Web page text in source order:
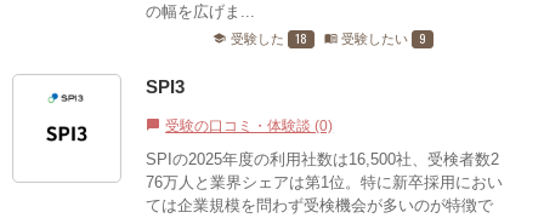
の幅を広げま...
school 受験した 18 menu_book 受験したい 9
SPI3
chat_bubble 受験の口コミ・体験談 (0)
SPIの2025年度の利用社数は16,500社、受検者数2
76万人と業界シェアは第1位。特に新卒採用におい
ては企業規模を問わず受検機会が多いのが特徴で